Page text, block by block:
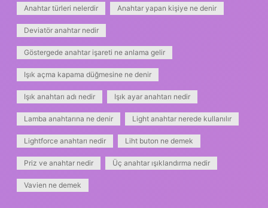
Anahtar türleri nelerdir Anahtar yapan kişiye ne denir
Deviatör anahtar nedir
Göstergede anahtar işareti ne anlama gelir
Işık açma kapama düğmesine ne denir
Işık anahtarı adı nedir Işık ayar anahtarı nedir
Lamba anahtarına ne denir Light anahtar nerede kullanılır
Lightforce anahtarı nedir Liht buton ne demek
Priz ve anahtar nedir Üç anahtar ışıklandırma nedir
Vavien ne demek